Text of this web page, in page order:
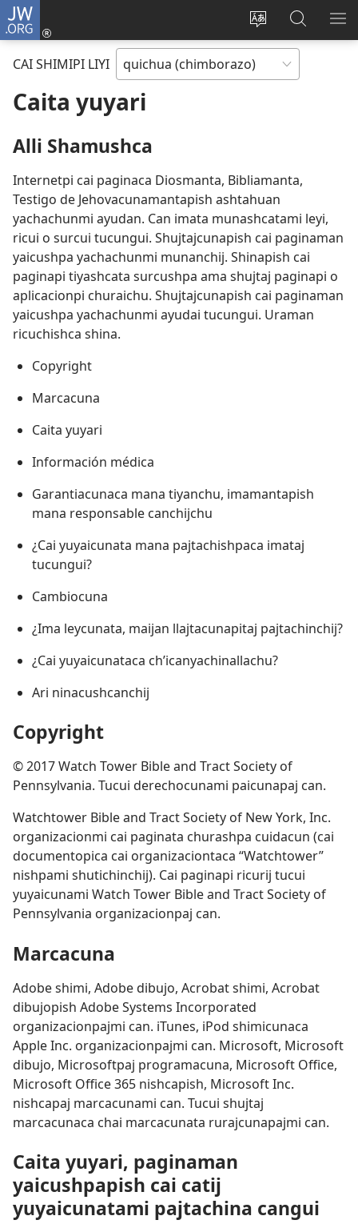
JW.ORG
Paginapi shutaj
shimita
agllai
Yaicungapaj
(abre
una
nueva
JW.ORG
paginapi
CAI SHIMIPI LIYI
Caita yuyari
Alli Shamushca
Internetpi cai paginaca Diosmanta, Bibliamanta,
Testigo de Jehovacunamantapish ashtahuan
yachachunmi ayudan. Can imata munashcatami leyi,
ricui o surcui tucungui. Shujtajcunapish cai paginaman
yaicushpa yachachunmi munanchij. Shinapish cai
paginapi tiyashcata surcushpa ama shujtaj paginapi o
aplicacionpi churaichu. Shujtajcunapish cai paginaman
yaicushpa yachachunmi ayudai tucungui. Uraman
ricuchishca shina.
Copyright
Marcacuna
Caita yuyari
Información médica
Garantiacunaca mana tiyanchu, imamantapish
mana responsable canchijchu
¿Cai yuyaicunata mana pajtachishpaca imataj
tucungui?
Cambiocuna
¿Ima leycunata, maijan llajtacunapitaj pajtachinchij?
¿Cai yuyaicunataca ch’icanyachinallachu?
Ari ninacushcanchij
Copyright
© 2017 Watch Tower Bible and Tract Society of
Pennsylvania. Tucui derechocunami paicunapaj can.
Watchtower Bible and Tract Society of New York, Inc.
organizacionmi cai paginata churashpa cuidacun (cai
documentopica cai organizaciontaca “Watchtower”
nishpami shutichinchij). Cai paginapi ricurij tucui
yuyaicunami Watch Tower Bible and Tract Society of
Pennsylvania organizacionpaj can.
Marcacuna
Adobe shimi, Adobe dibujo, Acrobat shimi, Acrobat
dibujopish Adobe Systems Incorporated
organizacionpajmi can. iTunes, iPod shimicunaca
Apple Inc. organizacionpajmi can. Microsoft, Microsoft
dibujo, Microsoftpaj programacuna, Microsoft Office,
Microsoft Office 365 nishcapish, Microsoft Inc.
nishcapaj marcacunami can. Tucui shujtaj
marcacunaca chai marcacunata rurajcunapajmi can.
Caita yuyari, paginaman
yaicushpapish cai catij
yuyaicunatami pajtachina cangui